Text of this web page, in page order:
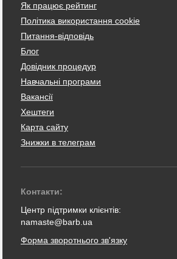
Як працює рейтинг
Політика використання cookie
Питання-відповідь
Блог
Довідник процедур
Навчальні програми
Вакансії
Хештеги
Карта сайту
Знижки в телеграм
Контакти:
Центр підтримки клієнтів:
namaste@barb.ua
Форма зворотнього зв'язку